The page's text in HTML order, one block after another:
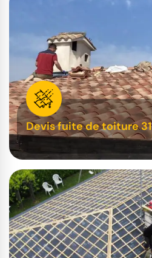
Devis fuite de toiture 31